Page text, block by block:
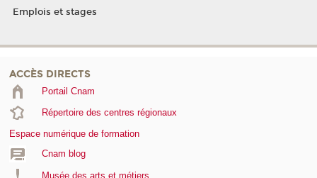
Emplois et stages
ACCÈS DIRECTS
Portail Cnam
Répertoire des centres régionaux
Espace numérique de formation
Cnam blog
Musée des arts et métiers